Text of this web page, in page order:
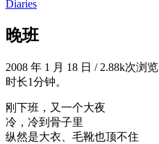
Diaries
晚班
2008 年 1 月 18 日 /2.88k次浏览
时长1分钟。
刚下班，又一个大夜
冷，冷到骨子里
纵然是大衣、毛靴也顶不住